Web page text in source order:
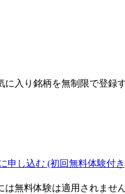
入り銘柄を無制限で登録
申し込む (初回無料体験付
無料体験は適用されません